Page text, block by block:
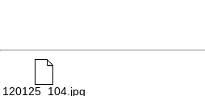
120125_104.jpg